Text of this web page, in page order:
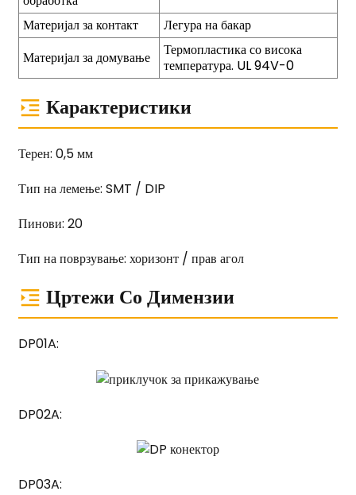
Материјал за контакт
Легура на бакар
Материјал за домување
Термопластика со висока
температура. UL 94V-0
Карактеристики
Терен: 0,5 мм
Тип на лемење: SMT / DIP
Пинови: 20
Тип на поврзување: хоризонт / прав агол
Цртежи Со Димензии
DP01A:
DP02A:
DP03A: